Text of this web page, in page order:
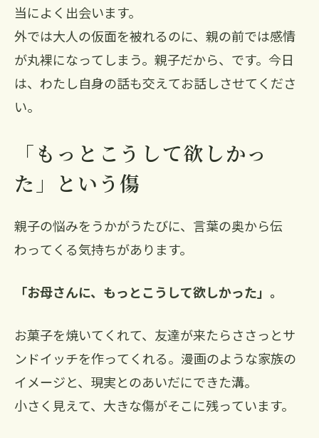
当によく出会います。
外では大人の仮面を被れるのに、親の前では感情
が丸裸になってしまう。親子だから、です。今日
は、わたし自身の話も交えてお話しさせてくださ
い。
「もっとこうして欲しかっ
た」という傷
親子の悩みをうかがうたびに、言葉の奥から伝
わってくる気持ちがあります。
「お母さんに、もっとこうして欲しかった」。
お菓子を焼いてくれて、友達が来たらささっとサ
ンドイッチを作ってくれる。漫画のような家族の
イメージと、現実とのあいだにできた溝。
小さく見えて、大きな傷がそこに残っています。